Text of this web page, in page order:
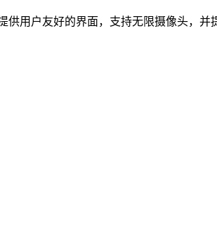
用户友好的界面，支持无限摄像头，并